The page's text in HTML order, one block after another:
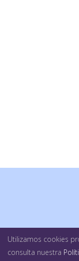
Utilizamos cookies
consulta nuestra